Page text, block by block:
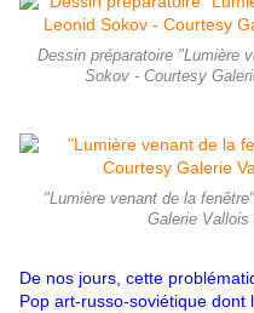
Dessin préparatoire "Lumière
Sokov - Courtesy
"Lumière venant de la
Galerie
De nos jours, cette
Pop art-russo-soviétique